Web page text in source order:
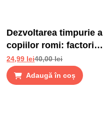
Dezvoltarea timpurie a
copiilor romi: factori
de risc si factori de
protectie
40,00lei
24,99 lei
Adaugă în coș